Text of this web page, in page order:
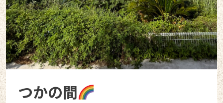
つかの間